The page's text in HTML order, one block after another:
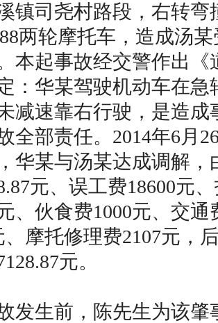
镇司尧村路段，右转弯
两轮摩托车，造成汤
本起事故经交警作出《
：华某驾驶机动车在急
减速靠右行驶，是造成
全部责任。2014年6月
华某与汤某达成调解，
元、误工费18600元
、伙食费1000元、交
、摩托修理费2107元，
元。
生前，陈先生为该肇